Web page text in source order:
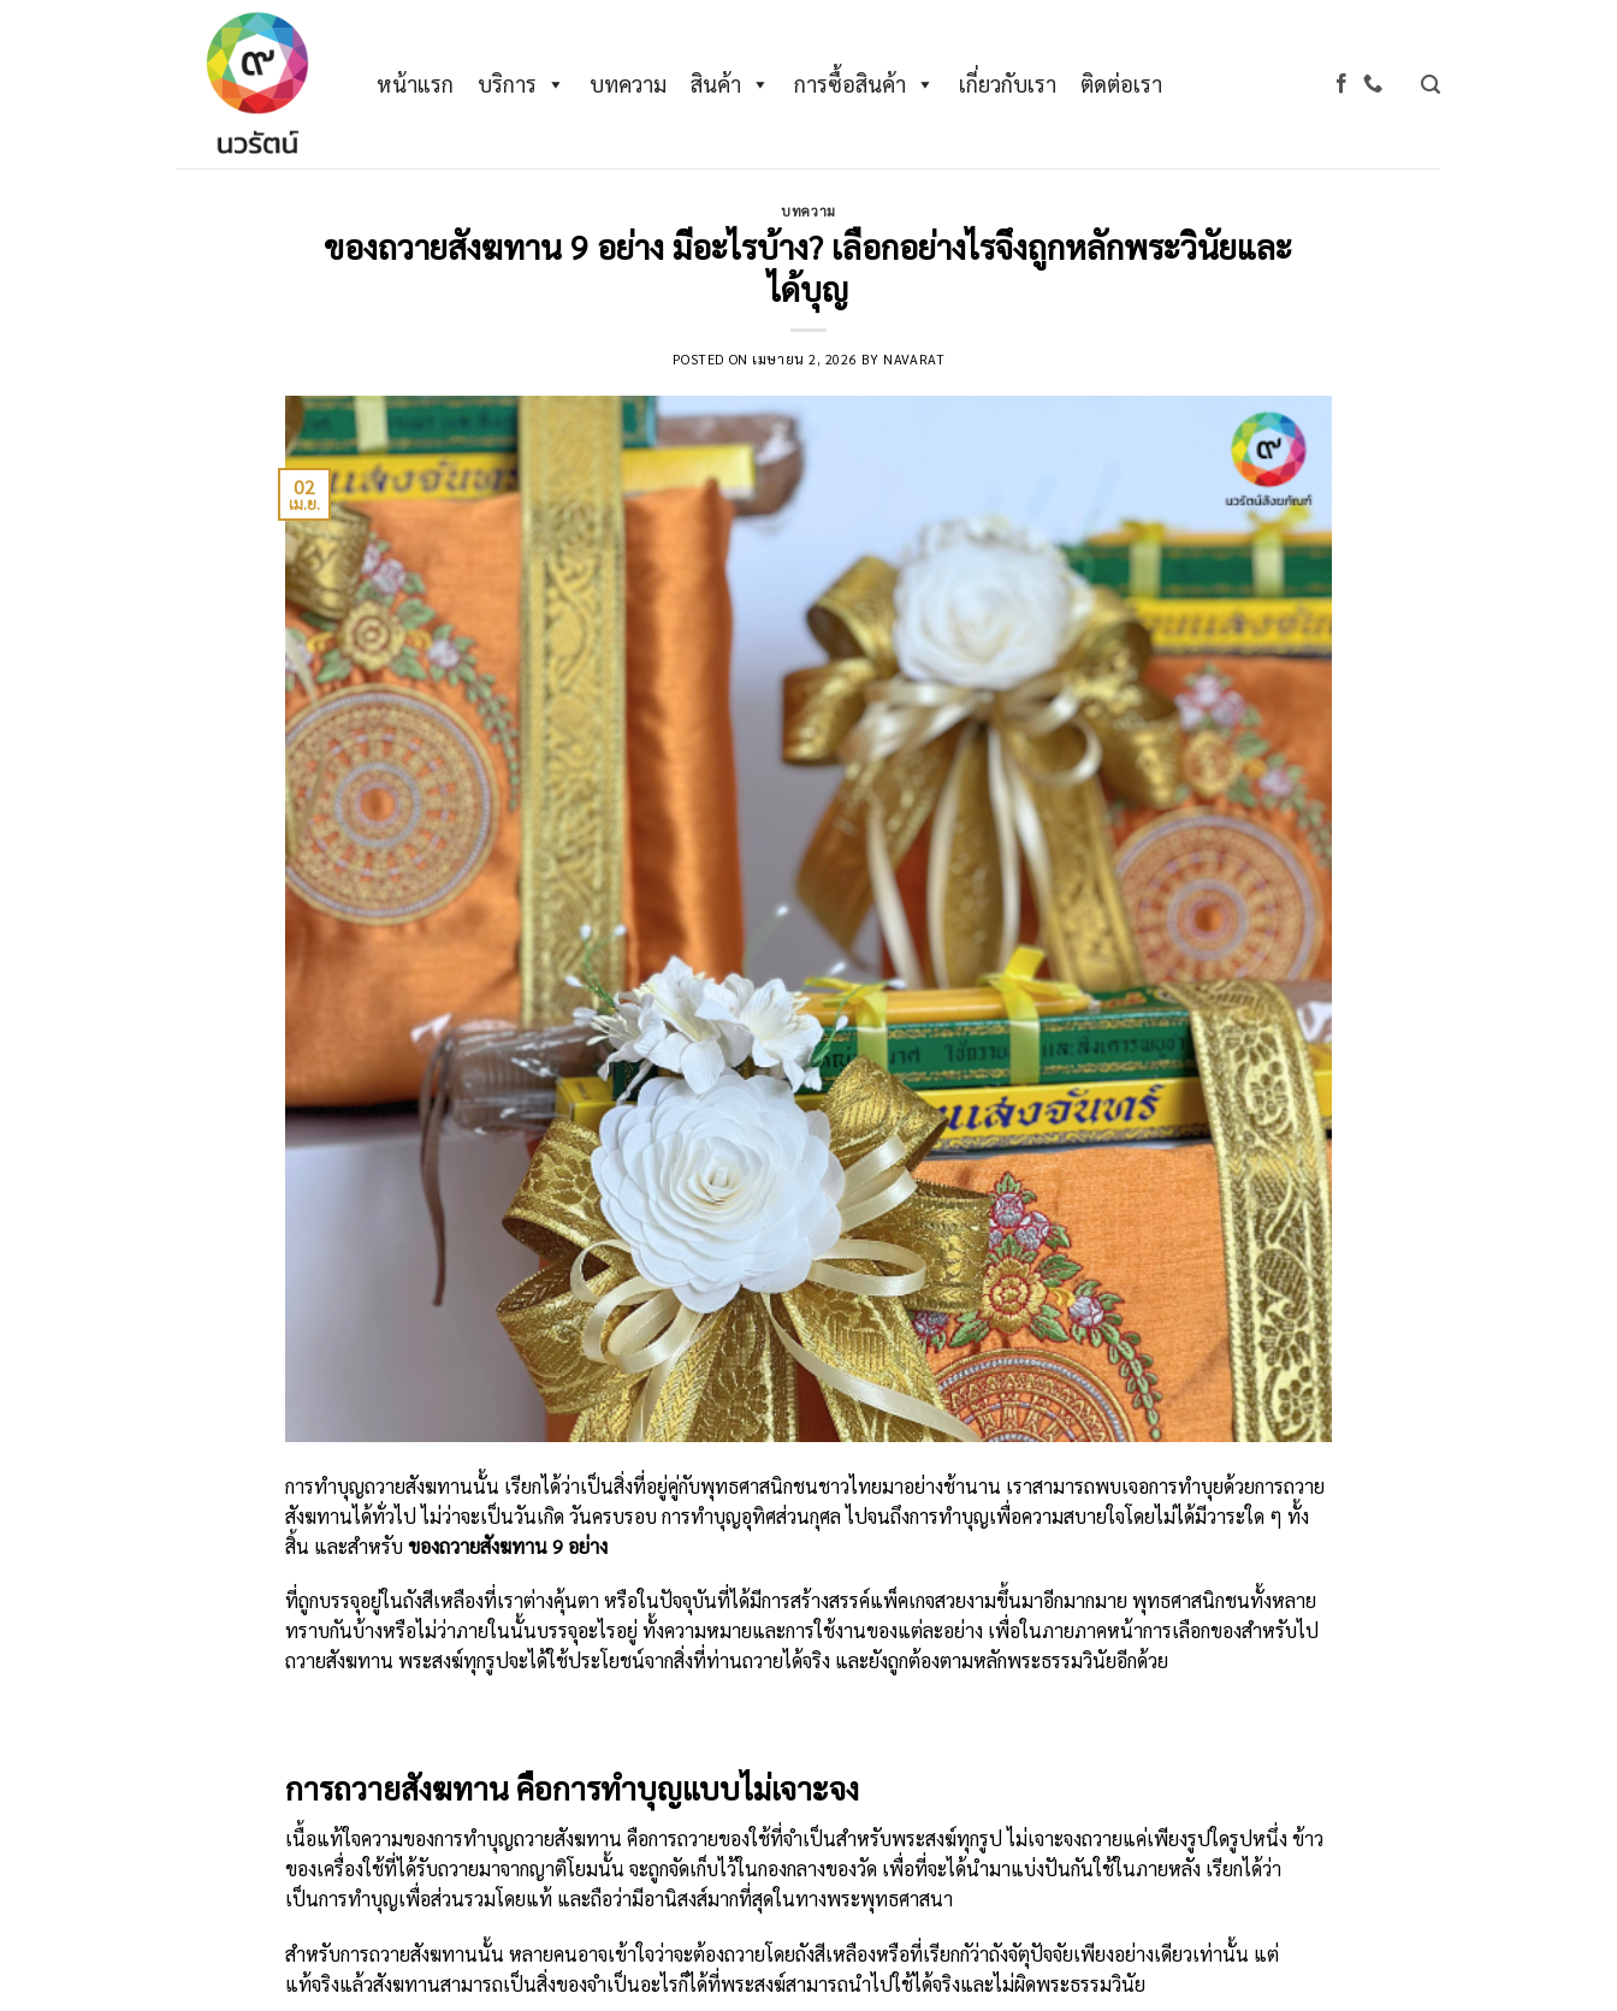
หน้าแรก บริการ บทความ สินค้า การซื้อสินค้า เกี่ยวกับเรา ติดต่อเรา
บทความ
ของถวายสังฆทาน 9 อย่าง มีอะไรบ้าง? เลือกอย่างไรจึงถูกหลักพระวินัยและ
ได้บุญ
POSTED ON เมษายน 2, 2026 BY NAVARAT
02
เม.ย.
การทำบุญถวายสังฆทานนั้น เรียกได้ว่าเป็นสิ่งที่อยู่คู่กับพุทธศาสนิกชนชาวไทยมาอย่างช้านาน เราสามารถพบเจอการทำบุยด้วยการถวาย
สังฆทานได้ทั่วไป ไม่ว่าจะเป็นวันเกิด วันครบรอบ การทำบุญอุทิศส่วนกุศล ไปจนถึงการทำบุญเพื่อความสบายใจโดยไม่ได้มีวาระใด ๆ ทั้ง
สิ้น และสำหรับ ของถวายสังฆทาน 9 อย่าง
ที่ถูกบรรจุอยู่ในถังสีเหลืองที่เราต่างคุ้นตา หรือในปัจจุบันที่ได้มีการสร้างสรรค์แพ็คเกจสวยงามขึ้นมาอีกมากมาย พุทธศาสนิกชนทั้งหลาย
ทราบกันบ้างหรือไม่ว่าภายในนั้นบรรจุอะไรอยู่ ทั้งความหมายและการใช้งานของแต่ละอย่าง เพื่อในภายภาคหน้าการเลือกของสำหรับไป
ถวายสังฆทาน พระสงฆ์ทุกรูปจะได้ใช้ประโยชน์จากสิ่งที่ท่านถวายได้จริง และยังถูกต้องตามหลักพระธรรมวินัยอีกด้วย
การถวายสังฆทาน คือการทำบุญแบบไม่เจาะจง
เนื้อแท้ใจความของการทำบุญถวายสังฆทาน คือการถวายของใช้ที่จำเป็นสำหรับพระสงฆ์ทุกรูป ไม่เจาะจงถวายแค่เพียงรูปใดรูปหนึ่ง ข้าว
ของเครื่องใช้ที่ได้รับถวายมาจากญาติโยมนั้น จะถูกจัดเก็บไว้ในกองกลางของวัด เพื่อที่จะได้นำมาแบ่งปันกันใช้ในภายหลัง เรียกได้ว่า
เป็นการทำบุญเพื่อส่วนรวมโดยแท้ และถือว่ามีอานิสงส์มากที่สุดในทางพระพุทธศาสนา
สำหรับการถวายสังฆทานนั้น หลายคนอาจเข้าใจว่าจะต้องถวายโดยถังสีเหลืองหรือที่เรียกกัว่าถังจัตุปัจจัยเพียงอย่างเดียวเท่านั้น แต่
แท้จริงแล้วสังฆทานสามารถเป็นสิ่งของจำเป็นอะไรก็ได้ที่พระสงฆ์สามารถนำไปใช้ได้จริงและไม่ผิดพระธรรมวินัย